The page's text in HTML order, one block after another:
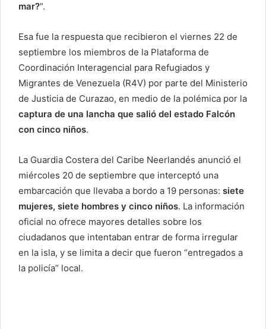
mar?”.
Esa fue la respuesta que recibieron el viernes 22 de
septiembre los miembros de la Plataforma de
Coordinación Interagencial para Refugiados y
Migrantes de Venezuela (R4V) por parte del Ministerio
de Justicia de Curazao, en medio de la polémica por la
captura de una lancha que salió del estado Falcón
con cinco niños.
La Guardia Costera del Caribe Neerlandés anunció el
miércoles 20 de septiembre que interceptó una
embarcación que llevaba a bordo a 19 personas: siete
mujeres, siete hombres y cinco niños. La información
oficial no ofrece mayores detalles sobre los
ciudadanos que intentaban entrar de forma irregular
en la isla, y se limita a decir que fueron “entregados a
la policía” local.